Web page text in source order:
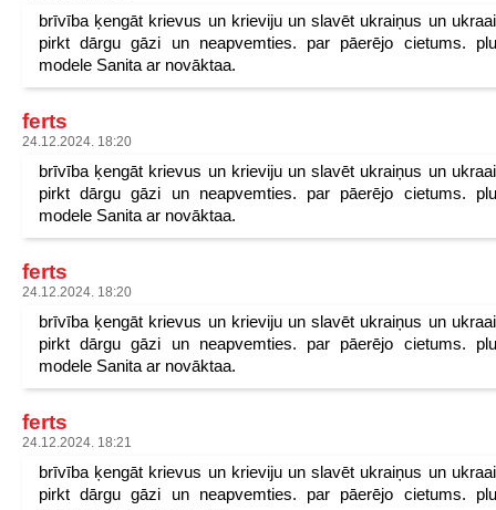
brīvība ķengāt krievus un krieviju un slavēt ukraiņus un
pirkt dārgu gāzi un neapvemties. par pāerējo cietums.
modele Sanita ar novāktaa.
ferts
24.12.2024. 18:20
brīvība ķengāt krievus un krieviju un slavēt ukraiņus un
pirkt dārgu gāzi un neapvemties. par pāerējo cietums.
modele Sanita ar novāktaa.
ferts
24.12.2024. 18:20
brīvība ķengāt krievus un krieviju un slavēt ukraiņus un
pirkt dārgu gāzi un neapvemties. par pāerējo cietums.
modele Sanita ar novāktaa.
ferts
24.12.2024. 18:21
brīvība ķengāt krievus un krieviju un slavēt ukraiņus un
pirkt dārgu gāzi un neapvemties. par pāerējo cietums.